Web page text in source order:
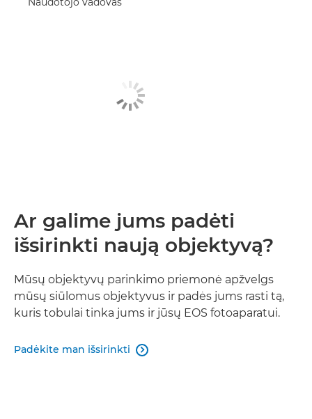
Ar galime jums padėti
išsirinkti naują objektyvą?
Mūsų objektyvų parinkimo priemonė apžvelgs
mūsų siūlomus objektyvus ir padės jums rasti tą,
kuris tobulai tinka jums ir jūsų EOS fotoaparatui.
Padėkite man išsirinkti 